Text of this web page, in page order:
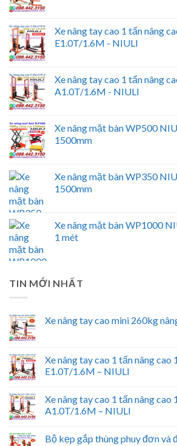
Xe nâng tay cao 1 tấn nâng
E1.0T/1.6M - NIULI
Xe nâng tay cao 1 tấn nâng
A1.0T/1.6M - NIULI
Xe nâng mặt bàn WP500
1500mm
Xe nâng mặt bàn WP350
1500mm
Xe nâng mặt bàn WP1000
1 mét
TIN MỚI NHẤT
Xe nâng tay cao mini 260kg
Xe nâng tay cao 1 tấn nâng cao
E1.0T/1.6M – NIULI
Xe nâng tay cao 1 tấn nâng cao
A1.0T/1.6M – NIULI
Bộ kẹp gắp thùng phuy đơn và